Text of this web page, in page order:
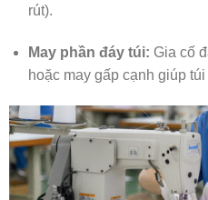
rút).
May phần đáy túi: Gia cố
hoặc may gấp cạnh giúp